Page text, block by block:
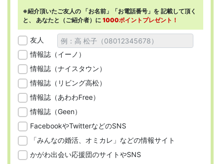
※紹介頂いたご友人の 「お名前」「お電話番号」を 記載して頂く
と、 あなたと（ご紹介者）に 1000ポイントプレゼント！
友人
情報誌（イーノ）
情報誌（ナイスタウン）
情報誌（リビング高松）
情報誌（あわわFree）
情報誌（Geen）
FacebookやTwitterなどのSNS
「みんなの婚活、オミカレ」などの情報サイト
かがわ出会い応援団のサイトやSNS